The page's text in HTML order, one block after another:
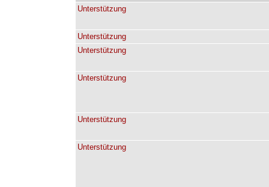
Unterstützung
Unterstützung
Unterstützung
Unterstützung
Unterstützung
Unterstützung